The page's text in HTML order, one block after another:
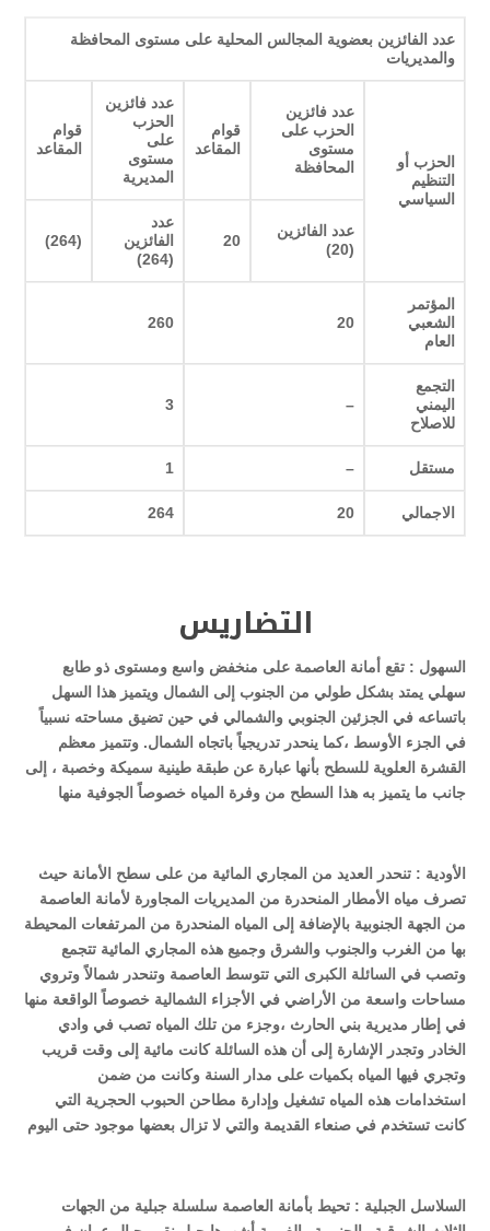
عدد الفائزين بعضوية المجالس المحلية على مستوى المحافظة
والمديريات
الحزب أو
التنظيم
السياسي
عدد فائزين
الحزب على
مستوى
المحافظة
قوام
المقاعد
عدد فائزين
الحزب
على
مستوى
المديرية
قوام
المقاعد
عدد الفائزين
(20
)
20
عدد
الفائزين
(264
)
(264)
المؤتمر
الشعبي
العام
20
260
التجمع
اليمني
للاصلاح
–
3
مستقل –
1
الاجمالي 20
264
التضاريس
السهول : تقع أمانة العاصمة على منخفض واسع ومستوى ذو طابع
سهلي يمتد بشكل طولي من الجنوب إلى الشمال ويتميز هذا السهل
باتساعه في الجزئين الجنوبي والشمالي في حين تضيق مساحته نسبياً
في الجزء الأوسط ،كما ينحدر تدريجياً باتجاه الشمال. وتتميز معظم
القشرة العلوية للسطح بأنها عبارة عن طبقة طينية سميكة وخصبة ، إلى
جانب ما يتميز به هذا السطح من وفرة المياه خصوصاً الجوفية منها
الأودية : تنحدر العديد من المجاري المائية من على سطح الأمانة حيث
تصرف مياه الأمطار المنحدرة من المديريات المجاورة لأمانة العاصمة
من الجهة الجنوبية بالإضافة إلى المياه المنحدرة من المرتفعات المحيطة
بها من الغرب والجنوب والشرق وجميع هذه المجاري المائية تتجمع
وتصب في السائلة الكبرى التي تتوسط العاصمة وتنحدر شمالاً وتروي
مساحات واسعة من الأراضي في الأجزاء الشمالية خصوصاً الواقعة منها
في إطار مديرية بني الحارث ،وجزء من تلك المياه تصب في وادي
الخادر وتجدر الإشارة إلى أن هذه السائلة كانت مائية إلى وقت قريب
وتجري فيها المياه بكميات على مدار السنة وكانت من ضمن
استخدامات هذه المياه تشغيل وإدارة مطاحن الحبوب الحجرية التي
كانت تستخدم في صنعاء القديمة والتي لا تزال بعضها موجود حتى اليوم
السلاسل الجبلية : تحيط بأمانة العاصمة سلسلة جبلية من الجهات